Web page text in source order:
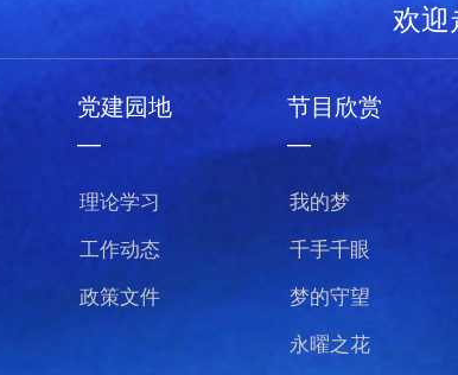
欢迎
党建园地
—
理论学习
工作动态
政策文件
节目欣赏
—
我的梦
千手千眼
梦的守望
永曜之花